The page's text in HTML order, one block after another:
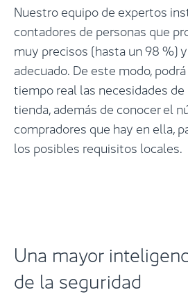
Nuestro equipo de expertos
contadores de personas que
muy precisos (hasta un 98 %)
adecuado. De este modo,
tiempo real las necesidades
tienda, además de conocer el
compradores que hay en ella,
los posibles requisitos locales.
Una mayor
de la seguridad